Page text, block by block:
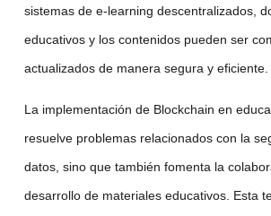
sistemas de e-learning descentralizados,
educativos y los contenidos pueden ser
actualizados de manera segura y eficiente.
La implementación de Blockchain en
resuelve problemas relacionados con la
datos, sino que también fomenta la
desarrollo de materiales educativos. Esta